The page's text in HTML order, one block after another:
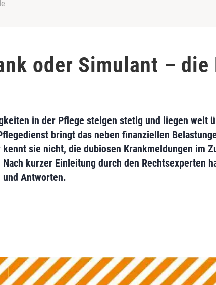
oder Simulant – die
in der Pflege steigen stetig und liegen weit
bringt das neben finanziellen
sie nicht, die dubiosen Krankmeldungen im
kurzer Einleitung durch den Rechtsexperten
Antworten.